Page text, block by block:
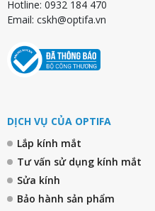
Hotline: 0932 184 470
Email: cskh@optifa.vn
DỊCH VỤ CỦA OPTIFA
Lắp kính mắt
Tư vấn sử dụng kính mắt
Sửa kính
Bảo hành sản phẩm